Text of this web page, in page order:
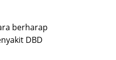
berharap
DBD